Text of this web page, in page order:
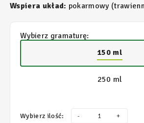
Wspiera układ: pokarmowy
Wybierz gramaturę:
150 ml
250 ml
Wybierz ilość: - +